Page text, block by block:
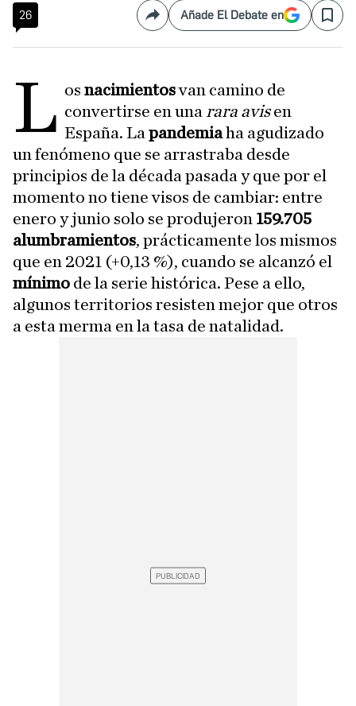
26 CompartirAñade El Debate en Save
L osnacimientosvan camino de
convertirse en una rara avisen
España. Lapandemiaha agudizado
un fenómeno que se arrastraba desde
principios de la década pasada y que por el
momento no tiene visos de cambiar: entre
enero y junio solo se produjeron 159.705
alumbramientos, prácticamente los mismos
que en 2021 (+0,13 %), cuando se alcanzó el
mínimo de la serie histórica. Pese a ello,
algunos territorios resisten mejor que otros
a esta merma en la tasa de natalidad.